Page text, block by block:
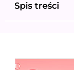
Spis treści